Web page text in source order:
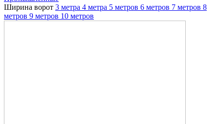
Ширина ворот 3 метра 4 метра 5 метров 6 метров 7 метров 8
метров 9 метров 10 метров